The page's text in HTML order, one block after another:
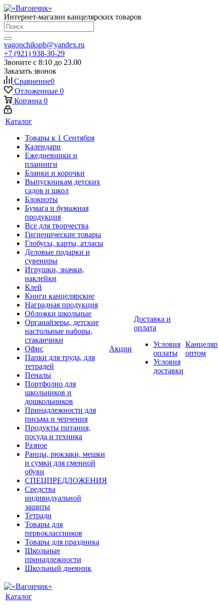
Интернет-магазин канцелярских товаров
vagonchikspb@yandex.ru
+7 (921) 938-30-29
Звоните с 8:10 до 23.00
Заказать звонок
Сравнение0
Отложенные 0
Корзина 0
Каталог
Товары к 1 Сентября
Календари
Ежедневники и
планинги
Бланки и корочки
Выпускникам детских
садов и школ
Блокноты
Бумага и бумажная
продукция
Все для творчества
Гигиенические товары
Глобусы, карты, атласы
Деловые подарки и
сувениры
Игрушки, значки,
наклейки
Клей
Книги канцелярские
Наградная продукция
Обложки школьные
Органайзеры, детские
настольные наборы,
стаканчики
Офис
Папки для труда, для
тетрадей
Пеналы
Портфолио для
школьников и
дошкольников
Принадлежности для
письма и черчения
Продукты питания,
посуда и техника
Разное
Ранцы, рюкзаки, мешки
и сумки для сменной
обуви
СПЕЦПРЕДЛОЖЕНИЯ
Средства
индивидуальной
защиты
Тетради
Товары для
первоклассников
Товары для праздника
Школьные
принадлежности
Школьный дневник
Акции
Доставка и
оплата
Условия
оплаты
Условия
доставки
оптом
Каталог